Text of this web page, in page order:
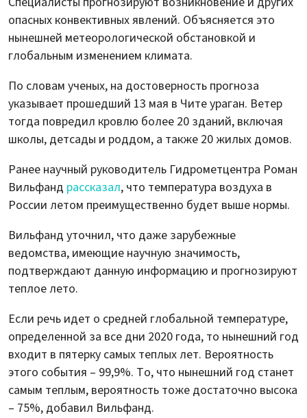
опасных конвективных явлений. Объясняется это
нынешней метеорологической обстановкой и
глобальным изменением климата.
По словам ученых, на достоверность прогноза
указывает прошедший 13 мая в Чите ураган. Ветер
тогда повредил кровлю более 20 зданий, включая
школы, детсады и роддом, а также 20 жилых домов.
Ранее научный руководитель Гидрометцентра Роман
Вильфанд рассказал, что температура воздуха в
России летом преимущественно будет выше нормы.
Вильфанд уточнил, что даже зарубежные
ведомства, имеющие научную значимость,
подтверждают данную информацию и прогнозируют
теплое лето.
Если речь идет о средней глобальной температуре,
определенной за все дни 2020 года, то нынешний год
входит в пятерку самых теплых лет. Вероятность
этого события – 99,9%. То, что нынешний год станет
самым теплым, вероятность тоже достаточно высока
– 75%, добавил Вильфанд.